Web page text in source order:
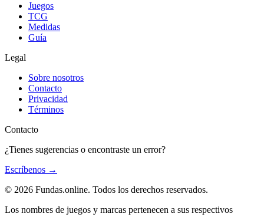
Juegos
TCG
Medidas
Guía
Legal
Sobre nosotros
Contacto
Privacidad
Términos
Contacto
¿Tienes sugerencias o encontraste un error?
Escríbenos →
© 2026 Fundas.online. Todos los derechos reservados.
Los nombres de juegos y marcas pertenecen a sus respectivos